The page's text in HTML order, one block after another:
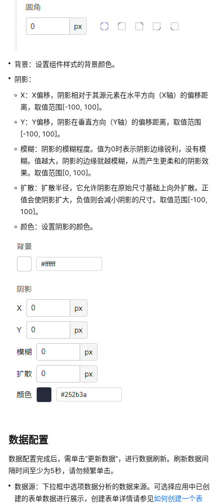
数
分
管
理
流
理
Astro
低
代
码
平
台
AstroFlow
堂
佳
践
常
问
助
文
档
下
载
背景：设置组件样式的背景颜色。
阴影：
X：X偏移，阴影相对于其源元素在水平方向（X轴）的偏移距
离，取值范围[-100, 100]。
Y：Y偏移，阴影在垂直方向（Y轴）的偏移距离，取值范围
[-100, 100]。
模糊：阴影的模糊程度。值为0时表示阴影边缘锐利，没有模
糊。值越大，阴影的边缘就越模糊，从而产生更柔和的阴影效
果。取值范围[0, 100]。
扩散：扩散半径，它允许阴影在原始尺寸基础上向外扩散。正
值会使阴影扩大，负值则会减小阴影的尺寸。取值范围[-100,
100]。
颜色：设置阴影的颜色。
数据配置
数据配置完成后，需单击“更新数据”，进行数据刷新。刷新数据间
隔时间至少为5秒，请勿频繁单击。
数据源：下拉框中选项数据分析的数据来源。可选择应用中已创
建的表单数据进行展示，创建表单详情请参见如何创建一个表